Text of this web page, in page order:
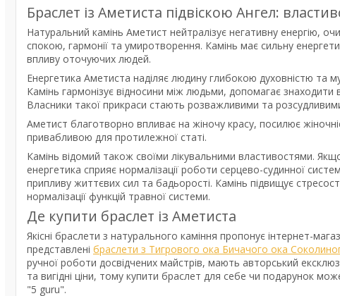
Браслет із Аметиста підвіскою Ангел:
Натуральний камінь Аметист нейтралізує негативну енергію,
спокою, гармонії та умиротворення. Камінь має сильну
впливу оточуючих людей.
Енергетика Аметиста наділяє людину глибокою духовністю та
Камінь гармонізує відносини між людьми, допомагає знаходити
Власники такої прикраси стають розважливими та
Аметист благотворно впливає на жіночу красу, посилює
привабливою для протилежної статі.
Камінь відомий також своїми лікувальними властивостями.
енергетика сприяє нормалізації роботи серцево-судинної
припливу життєвих сил та бадьорості. Камінь підвищує
нормалізації функцій травної системи.
Де купити браслет із Аметиста
Якісні браслети з натурального каміння пропонує інтернет-
представлені браслети з Тигрового ока Бичачого ока
ручної роботи досвідчених майстрів, мають авторський
та вигідні ціни, тому купити браслет для себе чи подарунок
"5 guru".